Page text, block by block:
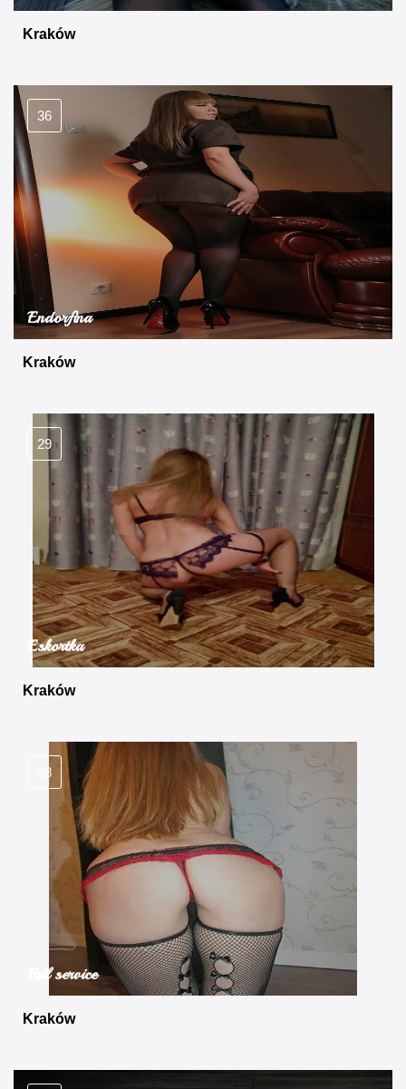
Kraków
36
Endorfina
Kraków
29
Eskortka
Kraków
28
Full service
Kraków